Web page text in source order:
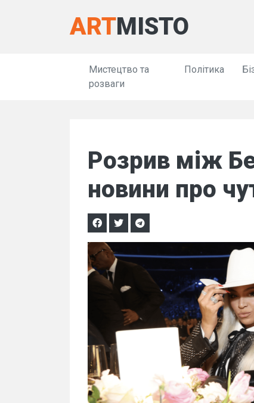
ARTMISTO
Мистецтво та
розваги
Політика
Розрив між
новини про